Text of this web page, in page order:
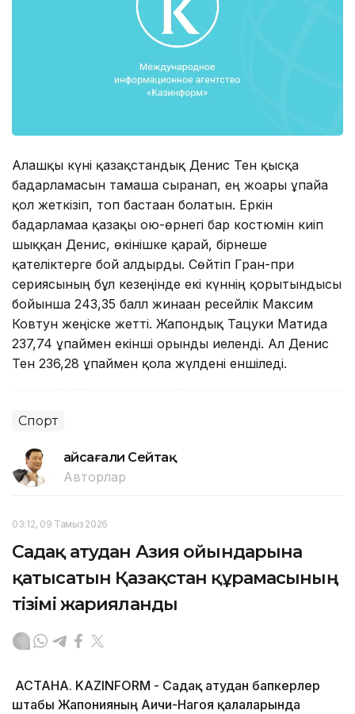
Алғашқы күні қазақстандық Денис Тен қысқа
бағдарламасын тамаша сырғанап, ең жоғары ұпайға
қол жеткізіп, топ бастаған болатын. Еркін
бағдарламаға қазақы ою-өрнегі бар костюмін киіп
шыққан Денис, өкінішке қарай, бірнеше
қателіктерге бой алдырды. Сөйтіп Гран-при
сериясының бұл кезеңінде екі күннің қорытындысы
бойынша 243,35 балл жинаған ресейлік Максим
Ковтун жеңіске жетті. Жапондық Тацуки Матида
237,74 ұпаймен екінші орынды иеленді. Ал Денис
Тен 236,28 ұпаймен қола жүлдені еншіледі.
Спорт
Ғайсағали Сейтақ
Авторлар
03:12, 09 Тамыз 2026
Садақ атудан Азия ойындарына
қатысатын Қазақстан құрамасының
тізімі жарияланды
АСТАНА. KAZINFORM - Садақ атудан бапкерлер
штабы Жапонияның Аичи-Нагоя қалаларында